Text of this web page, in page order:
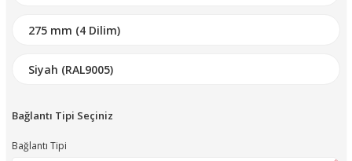
Bağlantı Tipi Seçiniz
Bağlantı Tipi